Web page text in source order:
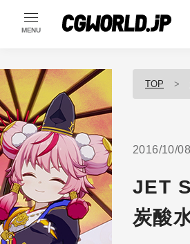
MENU
TOP
2016/10/08
JET
炭酸